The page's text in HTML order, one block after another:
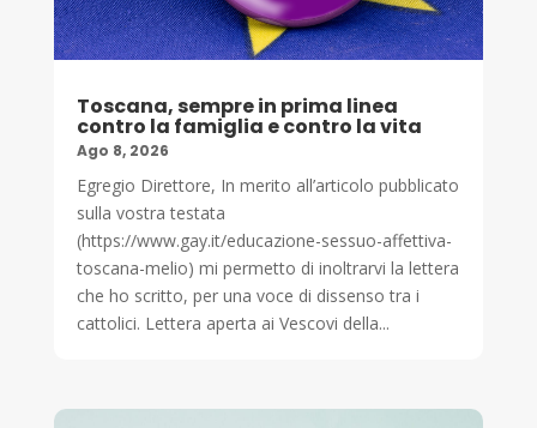
Toscana, sempre in prima linea
contro la famiglia e contro la vita
Ago 8, 2026
Egregio Direttore, In merito all’articolo pubblicato
sulla vostra testata
(https://www.gay.it/educazione-sessuo-affettiva-
toscana-melio) mi permetto di inoltrarvi la lettera
che ho scritto, per una voce di dissenso tra i
cattolici. Lettera aperta ai Vescovi della...